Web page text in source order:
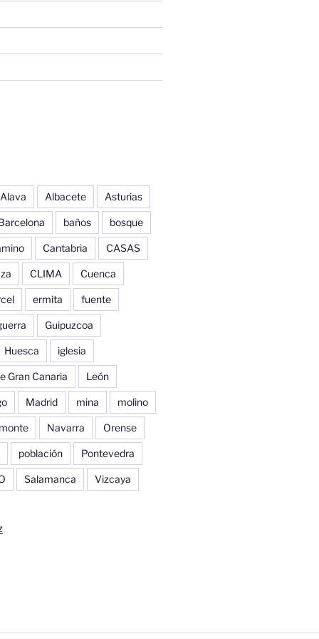
Alava Albacete Asturias
baños bosque
Cantabria CASAS
CLIMA Cuenca
ermita fuente
Guipuzcoa
Huesca iglesia
Gran Canaria León
Madrid mina molino
monte Navarra Orense
población Pontevedra
Salamanca Vizcaya